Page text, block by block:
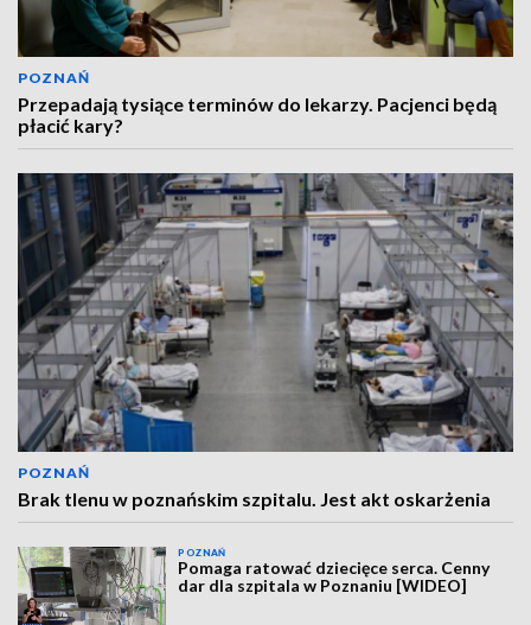
POZNAŃ
Przepadają tysiące terminów do lekarzy. Pacjenci będą
płacić kary?
POZNAŃ
Brak tlenu w poznańskim szpitalu. Jest akt oskarżenia
POZNAŃ
Pomaga ratować dziecięce serca. Cenny
dar dla szpitala w Poznaniu [WIDEO]